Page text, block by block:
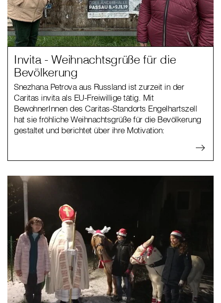
Invita - Weihnachtsgrüße für die
Bevölkerung
Snezhana Petrova aus Russland ist zurzeit in der
Caritas invita als EU-Freiwillige tätig. Mit
BewohnerInnen des Caritas-Standorts Engelhartszell
hat sie fröhliche Weihnachtsgrüße für die Bevölkerung
gestaltet und berichtet über ihre Motivation: